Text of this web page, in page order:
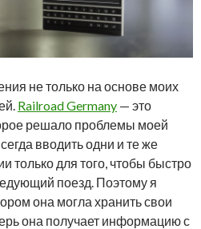
не только на основе моих
Railroad Germany — это
решало проблемы моей
вводить одни и те же
только для того, чтобы быстро
поезд. Поэтому я
она могла хранить свои
она получает информацию с